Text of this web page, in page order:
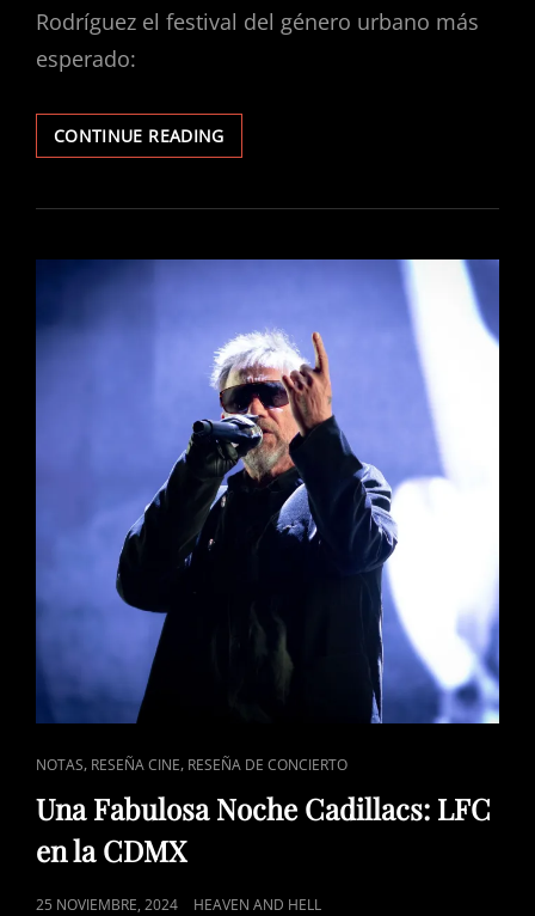
Rodríguez el festival del género urbano más
esperado:
CONTINUE READINGLEGALLYRXX
SE
AL
DE
FLOW
FEST
CAT
LINKS
NOTAS, RESEÑA CINE, RESEÑA DE CONCIERTO
Una Fabulosa Noche Cadillacs: LFC
en la CDMX
POSTED
25 NOVIEMBRE, 2024 HEAVEN AND HELL